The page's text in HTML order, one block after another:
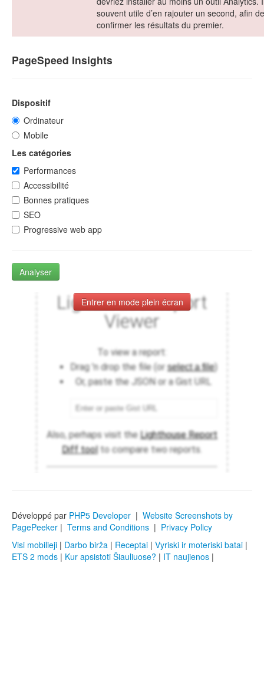
souvent utile d’en rajouter un second, afin de
confirmer les résultats du premier.
PageSpeed Insights
Dispositif
Ordinateur
Mobile
Les catégories
Performances
Accessibilité
Bonnes pratiques
SEO
Progressive web app
Analyser
Entrer en mode plein écran
Développé par PHP5 Developer | Website Screenshots by
PagePeeker | Terms and Conditions | Privacy Policy
Visi mobilieji | Darbo birža | Receptai | Vyriski ir moteriski batai |
ETS 2 mods | Kur apsistoti Šiauliuose? | IT naujienos |